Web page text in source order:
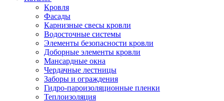
Кровля
Фасады
Карнизные свесы кровли
Водосточные системы
Элементы безопасности кровли
Доборные элементы кровли
Мансардные окна
Чердачные лестницы
Заборы и ограждения
Гидро-пароизоляционные пленки
Теплоизоляция